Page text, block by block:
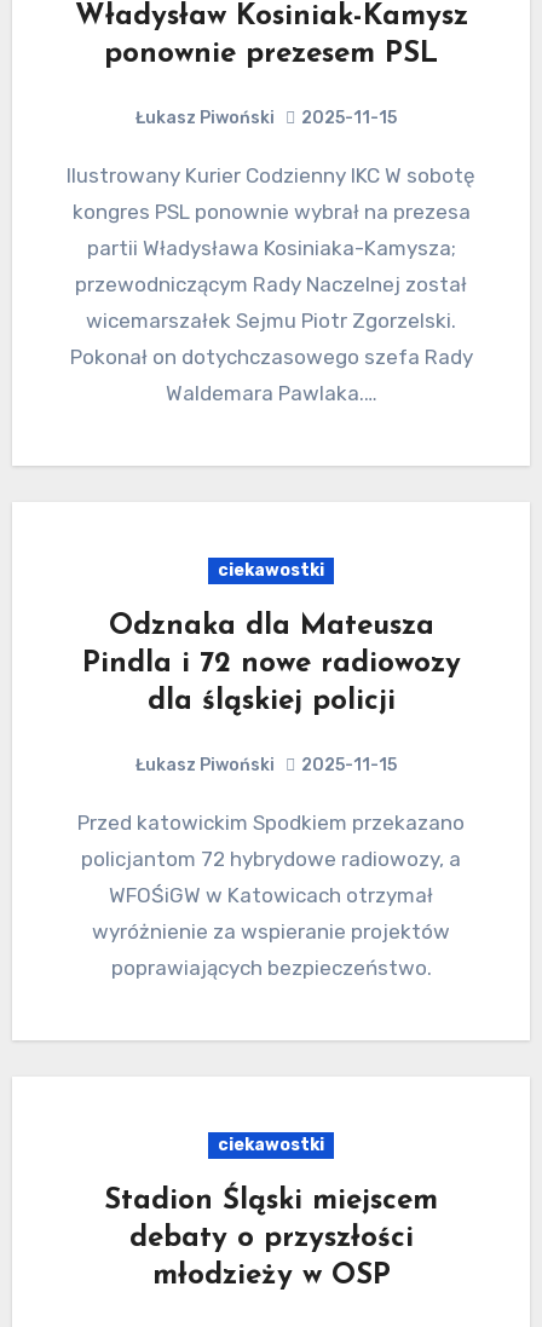
Władysław Kosiniak-Kamysz
ponownie prezesem PSL
Łukasz Piwoński 2025-11-15
Ilustrowany Kurier Codzienny IKC W sobotę
kongres PSL ponownie wybrał na prezesa
partii Władysława Kosiniaka-Kamysza;
przewodniczącym Rady Naczelnej został
wicemarszałek Sejmu Piotr Zgorzelski.
Pokonał on dotychczasowego szefa Rady
Waldemara Pawlaka.…
ciekawostki
Odznaka dla Mateusza
Pindla i 72 nowe radiowozy
dla śląskiej policji
Łukasz Piwoński 2025-11-15
Przed katowickim Spodkiem przekazano
policjantom 72 hybrydowe radiowozy, a
WFOŚiGW w Katowicach otrzymał
wyróżnienie za wspieranie projektów
poprawiających bezpieczeństwo.
ciekawostki
Stadion Śląski miejscem
debaty o przyszłości
młodzieży w OSP